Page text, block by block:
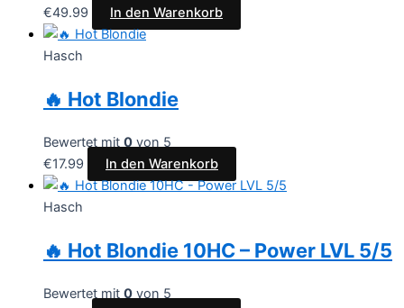
€49.99 In den Warenkorb
Hasch
🔥 Hot Blondie
Bewertet mit 0 von 5
€17.99 In den Warenkorb
Hasch
🔥 Hot Blondie 10HC – Power LVL 5/5
Bewertet mit 0 von 5